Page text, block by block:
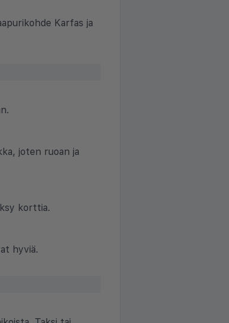
Karfas ja
joten ruoan ja
korttia.
hyviä.